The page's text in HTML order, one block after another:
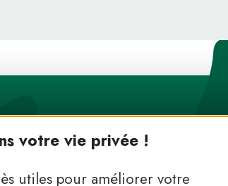
votre vie privée !
utiles pour améliorer votre